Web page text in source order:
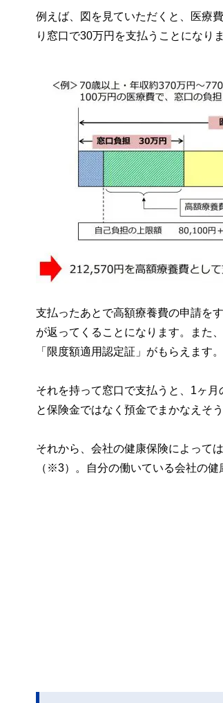
例えば、図を見ていただくと、医療
り窓口で30万円を支払うことになり
支払ったあとで高額療養費の申請を
が返ってくることになります。また
「限度額適用認定証」がもらえます。
それを持って窓口で支払うと、1ヶ
と保険金ではなく預金でまかなえそう
それから、会社の健康保険によって
（※3）。自分の働いている会社の健